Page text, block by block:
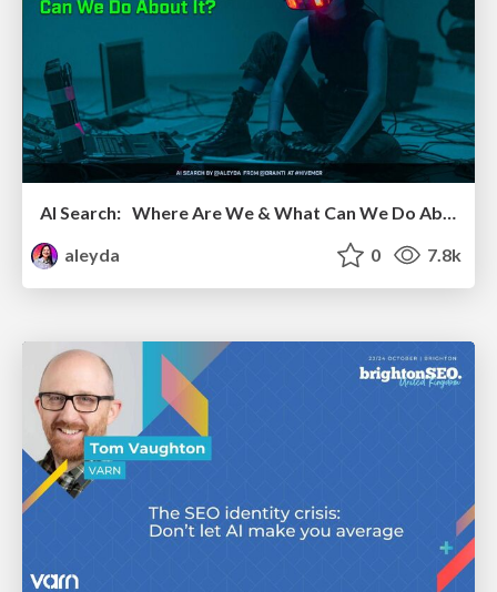
AI Search: Where Are We & What Can We Do About It?
aleyda
0 7.8k